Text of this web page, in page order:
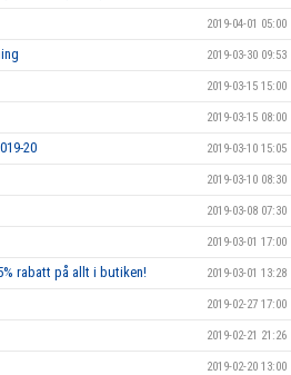
2019-04-01 05:00
2019-03-30 09:53
2019-03-15 15:00
2019-03-15 08:00
20 2019-03-10 15:05
2019-03-10 08:30
2019-03-08 07:30
2019-03-01 17:00
rabatt på allt i butiken! 2019-03-01 13:28
2019-02-27 17:00
2019-02-21 21:26
2019-02-20 13:00